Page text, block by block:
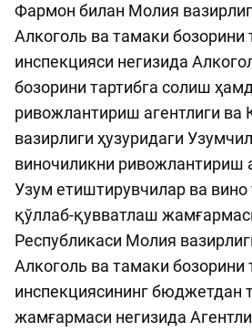
Фармон билан Молия
Алкоголь ва тамаки бозорини
инспекцияси негизида
бозорини тартибга солиш
ривожлантириш агентлиги
вазирлиги ҳузуридаги
виночиликни ривожлантириш
Узум етиштирувчилар ва вино
қўллаб-қувватлаш
Республикаси Молия
Алкоголь ва тамаки бозорини
инспекциясининг бюджетдан
жамғармаси негизида